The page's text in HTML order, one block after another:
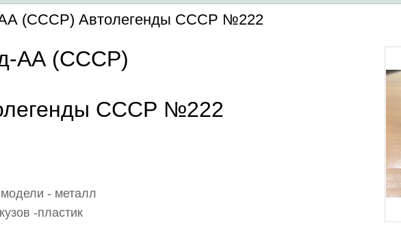
(СССР) Автолегенды СССР №222
АА (СССР)
СССР №222
- металл
-пластик